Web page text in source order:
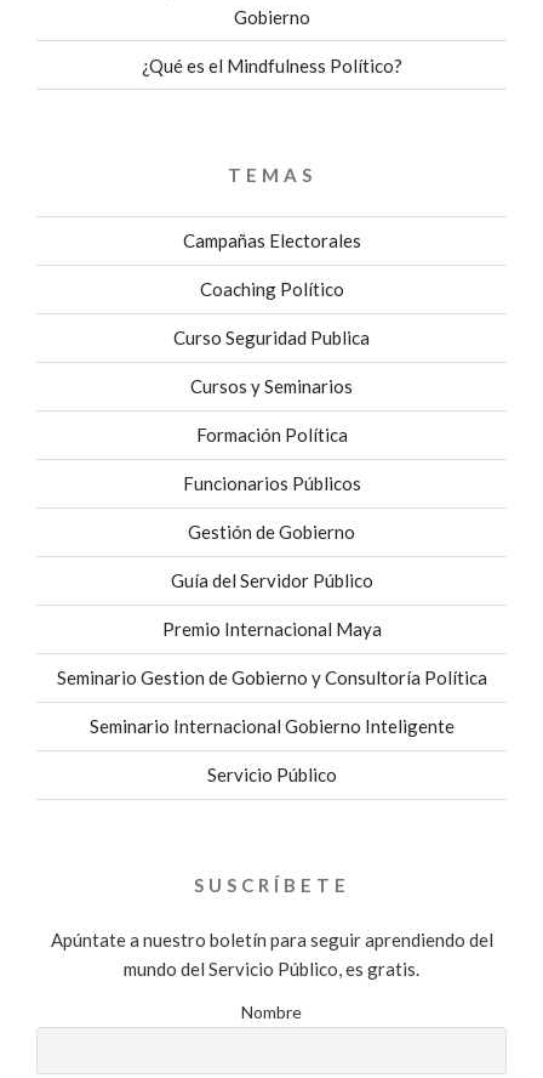
Gobierno
¿Qué es el Mindfulness Político?
TEMAS
Campañas Electorales
Coaching Político
Curso Seguridad Publica
Cursos y Seminarios
Formación Política
Funcionarios Públicos
Gestión de Gobierno
Guía del Servidor Público
Premio Internacional Maya
Seminario Gestion de Gobierno y Consultoría Política
Seminario Internacional Gobierno Inteligente
Servicio Público
SUSCRÍBETE
Apúntate a nuestro boletín para seguir aprendiendo del
mundo del Servicio Público, es gratis.
Nombre